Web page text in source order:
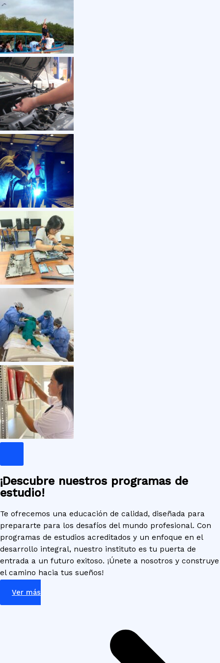
¡Descubre nuestros programas de
estudio!
Te ofrecemos una educación de calidad, diseñada para
prepararte para los desafíos del mundo profesional. Con
programas de estudios acreditados y un enfoque en el
desarrollo integral, nuestro instituto es tu puerta de
entrada a un futuro exitoso. ¡Únete a nosotros y construye
el camino hacia tus sueños!
Ver más